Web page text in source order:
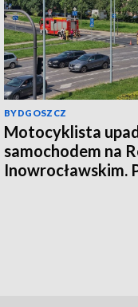
BYDGOSZCZ
Motocyklista
samochodem na
Inowrocławskim.